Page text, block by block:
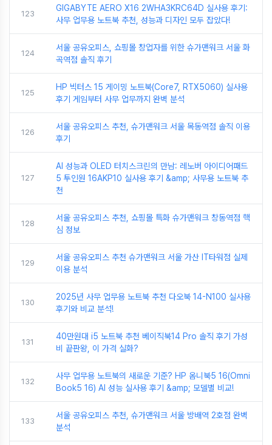
123
GIGABYTE AERO X16 2WHA3KRC64D 실사용 후기:
사무 업무용 노트북 추천, 성능과 디자인 모두 잡았다!
124
서울 공유오피스, 쇼핑몰 창업자를 위한 슈가맨워크 서울 화
곡역점 솔직 후기
125
HP 빅터스 15 게이밍 노트북(Core7, RTX5060) 실사용
후기 게임부터 사무 업무까지 완벽 분석
126
서울 공유오피스 추천, 슈가맨워크 서울 목동역점 솔직 이용
후기
127
AI 성능과 OLED 터치스크린의 만남: 레노버 아이디어패드
5 투인원 16AKP10 실사용 후기 &amp; 사무용 노트북 추
천
128
서울 공유오피스 추천, 쇼핑몰 특화 슈가맨워크 창동역점 핵
심 정보
129
서울 공유오피스 추천 슈가맨워크 서울 가산 IT타워점 실제
이용 분석
130
2025년 사무 업무용 노트북 추천 다오북 14-N100 실사용
후기와 비교 분석!
131
40만원대 i5 노트북 추천 베이직북14 Pro 솔직 후기 가성
비 끝판왕, 이 가격 실화?
132
사무 업무용 노트북의 새로운 기준? HP 옴니북5 16(Omni
Book5 16) AI 성능 실사용 후기 &amp; 모델별 비교!
133
서울 공유오피스 추천, 슈가맨워크 서울 방배역 2호점 완벽
분석